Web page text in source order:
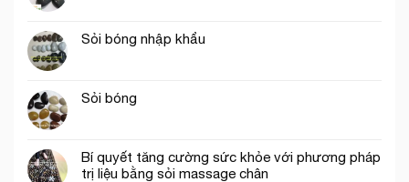
Sỏi bóng nhập khẩu
Sỏi bóng
Bí quyết tăng cường sức khỏe với phương pháp
trị liệu bằng sỏi massage chân